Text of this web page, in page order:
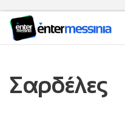
Σαρδέλες